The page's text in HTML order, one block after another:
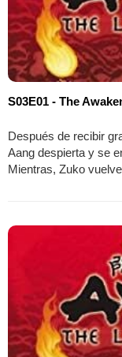
S03E01 - The
Después de recibir
Aang despierta y se
Mientras, Zuko